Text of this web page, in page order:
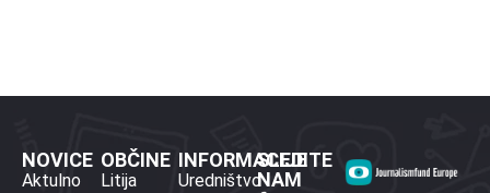
NOVICE
Aktulno
OBČINE
Litija
INFORMACIJE
Uredništvo
SLEDITE
NAM